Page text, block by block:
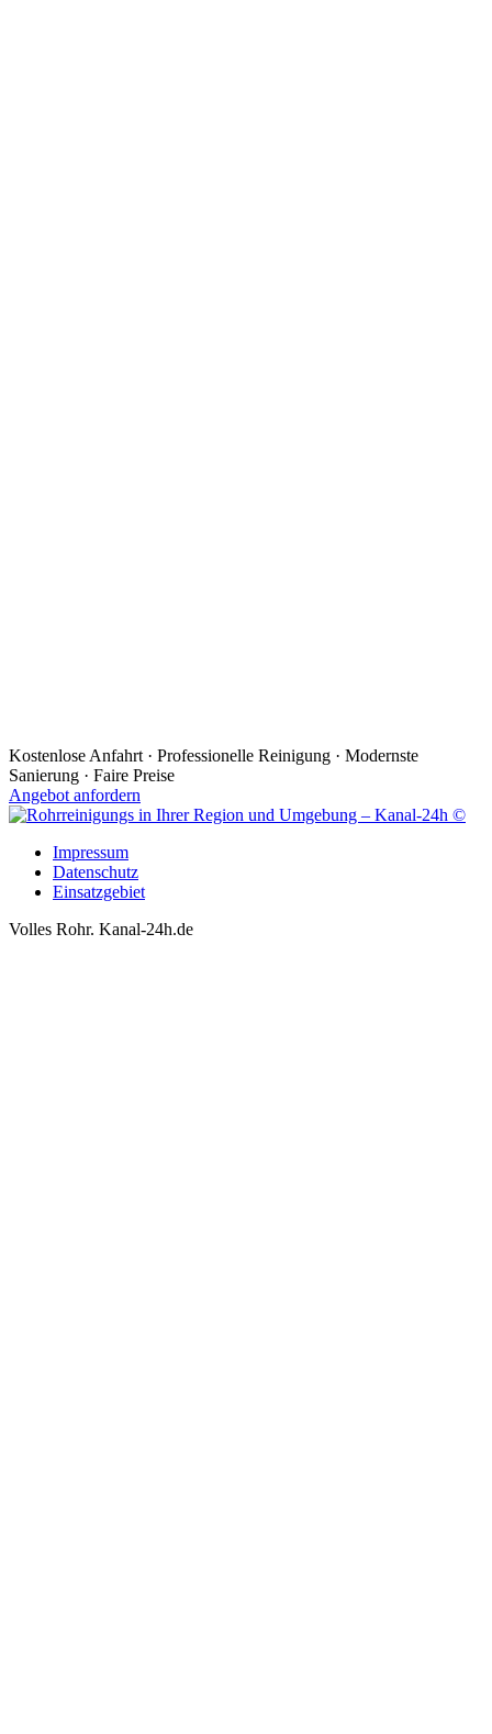
Kostenlose Anfahrt · Professionelle Reinigung · Modernste
Sanierung · Faire Preise
Angebot anfordern
Impressum
Datenschutz
Einsatzgebiet
Volles Rohr. Kanal-24h.de